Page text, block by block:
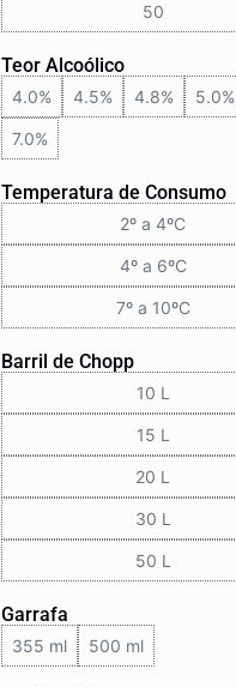
50
Teor Alcoólico
4.0% 4.5% 4.8% 5.0%
7.0%
Temperatura de Consumo
2º a 4ºC
4º a 6ºC
7º a 10ºC
Barril de Chopp
10 L
15 L
20 L
30 L
50 L
Garrafa
355 ml 500 ml